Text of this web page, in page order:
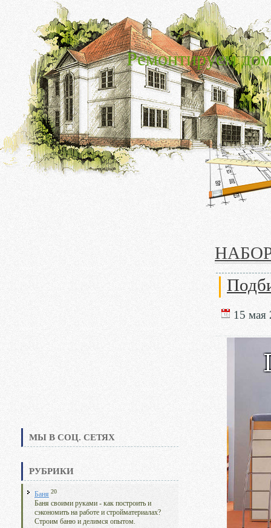
Ремонтируем
МЫ В СОЦ. СЕТЯХ
РУБРИКИ
Баня 20
Баня своими руками - как построить и
сэкономить на работе и стройматериалах?
Строим баню и делимся опытом.
15 мая